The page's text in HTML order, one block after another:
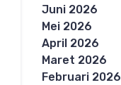
Juni 2026
Mei 2026
April 2026
Maret 2026
Februari 2026